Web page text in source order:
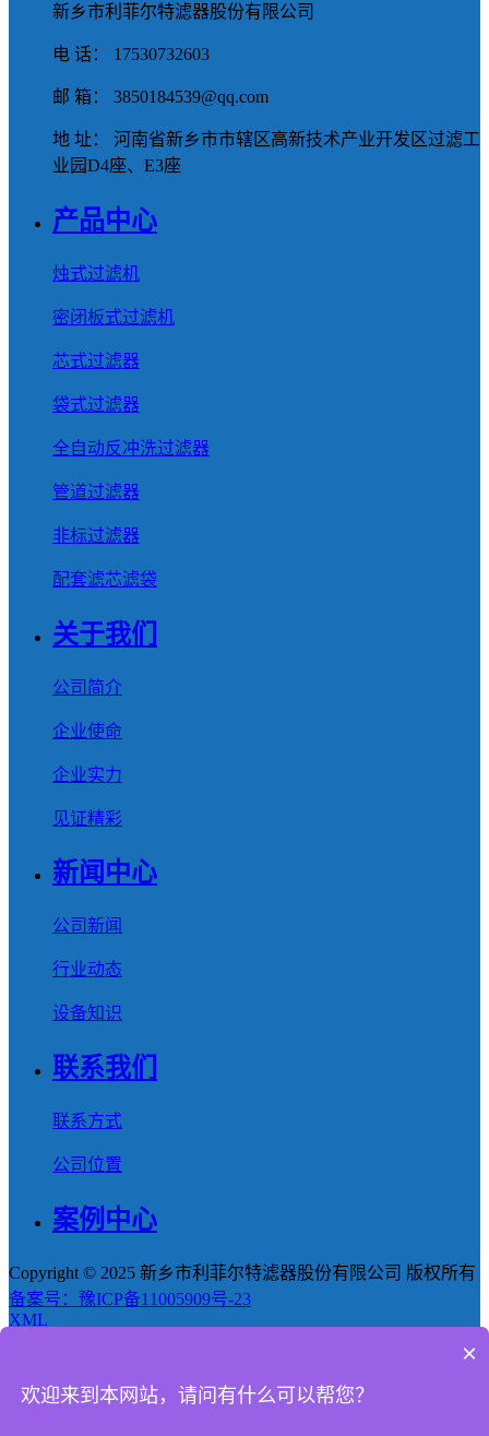
新乡市利菲尔特滤器股份有限公司
电 话： 17530732603
邮 箱： 3850184539@qq.com
地 址： 河南省新乡市市辖区高新技术产业开发区过滤工
业园D4座、E3座
产品中心
烛式过滤机
密闭板式过滤机
芯式过滤器
袋式过滤器
全自动反冲洗过滤器
管道过滤器
非标过滤器
配套滤芯滤袋
关于我们
公司简介
企业使命
企业实力
见证精彩
新闻中心
公司新闻
行业动态
设备知识
联系我们
联系方式
公司位置
案例中心
Copyright © 2025 新乡市利菲尔特滤器股份有限公司 版权所有
备案号：豫ICP备11005909号-23
XML
产品
×
欢迎来到本网站，请问有什么可以帮您？